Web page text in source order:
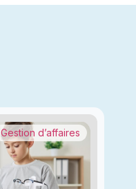
Gestion d’affaires